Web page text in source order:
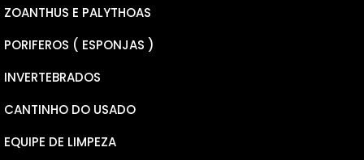
GALAXEA
SERIATOPORA
CARDINAL
ZOANTHUS E PALYTHOAS
PORIFEROS ( ESPONJAS )
INVERTEBRADOS
CANTINHO DO USADO
EQUIPE DE LIMPEZA